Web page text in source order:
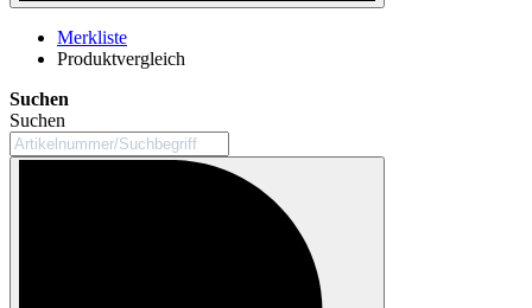
Merkliste
Produktvergleich
Suchen
Suchen